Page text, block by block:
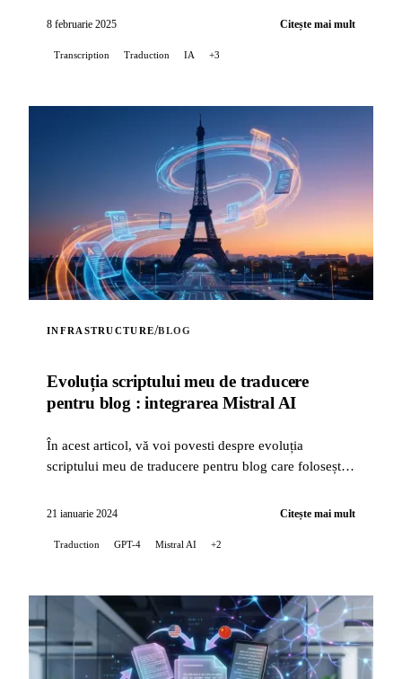
de traducere automată...
8 februarie 2025 Citește mai mult
Transcription Traduction IA +3
INFRASTRUCTURE/BLOG
Evoluția scriptului meu de traducere
pentru blog : integrarea Mistral AI
În acest articol, vă voi povesti despre evoluția
scriptului meu de traducere pentru blog care folosește
AI...
21 ianuarie 2024 Citește mai mult
Traduction GPT-4 Mistral AI +2